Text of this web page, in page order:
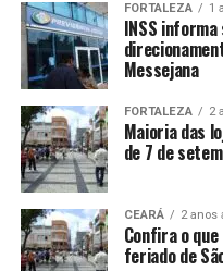
FORTALEZA 1
INSS
Messejana
FORTALEZA 2
Maioria das
de 7 de
CEARÁ 2 anos
Confira o
feriado de